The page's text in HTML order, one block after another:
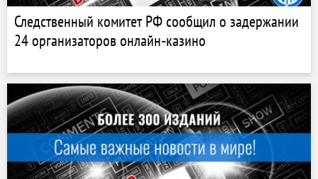
Следственный комитет РФ сообщил о задержании
24 организаторов онлайн‑казино